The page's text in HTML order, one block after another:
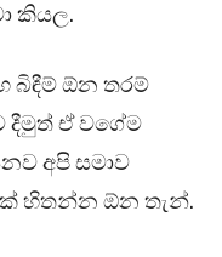
කියල.
බිඳීම් ඕන තරම්
දීමුත් ඒ වගේම
අපි සමාව
හිතන්න ඕන තැන්.